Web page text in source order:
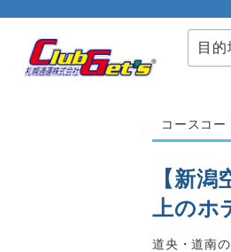
目
コースコ
【新
上のホ
道央・道南